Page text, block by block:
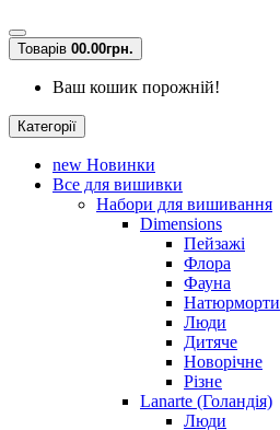
Товарів 00.00грн.
Ваш кошик порожній!
Категорії
new Новинки
Все для вишивки
Набори для вишивання
Dimensions
Пейзажі
Флора
Фауна
Натюрморти
Люди
Дитяче
Новорічне
Різне
Lanarte (Голандія)
Люди